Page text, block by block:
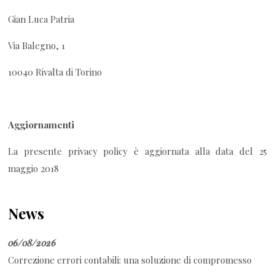
Gian Luca Patria
Via Balegno, 1
10040 Rivalta di Torino
Aggiornamenti
La presente privacy policy è aggiornata alla data del 25
maggio 2018
News
06/08/2026
Correzione errori contabili: una soluzione di compromesso